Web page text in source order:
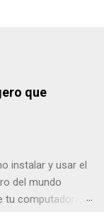
que
instalar y usar el
del mundo
tu computadora